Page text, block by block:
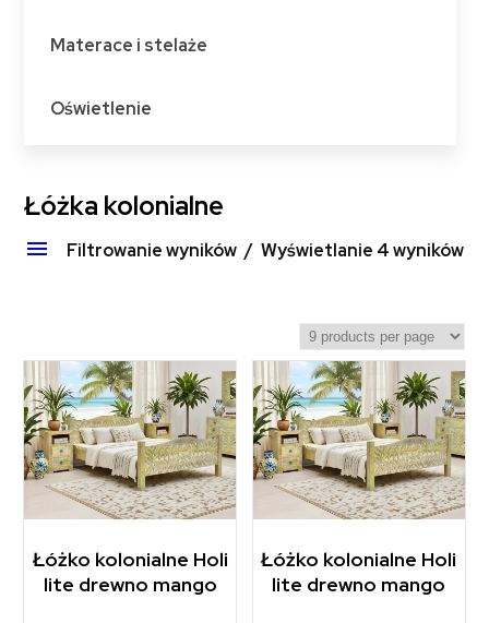
Materace i stelaże
Oświetlenie
Łóżka kolonialne
Filtrowanie wyników Wyświetlanie 4 wyników
Łóżko kolonialne Holi
lite drewno mango
Łóżko kolonialne Holi
lite drewno mango